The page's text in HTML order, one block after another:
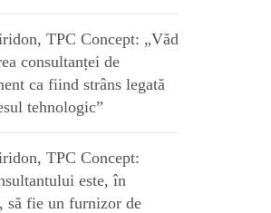
TPC Concept: „Văd
consultanței de
ca fiind strâns legată
tehnologic”
TPC Concept:
este, în
să fie un furnizor de